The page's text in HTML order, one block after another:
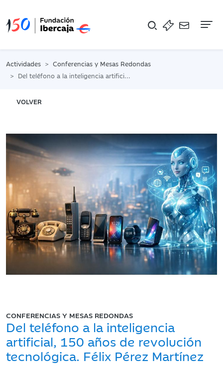
Actividades
Conferencias y Mesas Redondas
Del teléfono a la inteligencia artificial, 150 años de revolución tecnológica. Félix Pérez Martínez
VOLVER
CONFERENCIAS Y MESAS REDONDAS
Del teléfono a la inteligencia
artificial, 150 años de revolución
tecnológica. Félix Pérez Martínez